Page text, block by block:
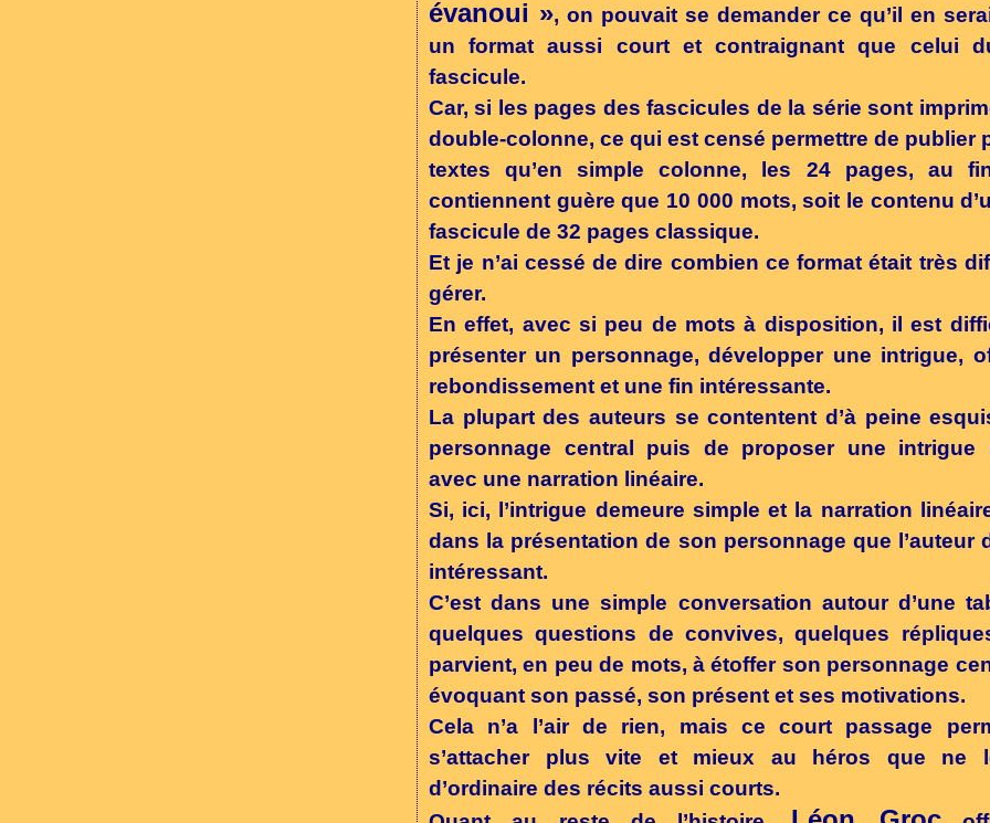
évanoui », on pouvait se demander ce qu’il en
un format aussi court et contraignant que celui
fascicule.
Car, si les pages des fascicules de la série sont
double-colonne, ce qui est censé permettre de publier
textes qu’en simple colonne, les 24 pages, au
contiennent guère que 10 000 mots, soit le contenu
fascicule de 32 pages classique.
Et je n’ai cessé de dire combien ce format était très
gérer.
En effet, avec si peu de mots à disposition, il est
présenter un personnage, développer une intrigue,
rebondissement et une fin intéressante.
La plupart des auteurs se contentent d’à peine
personnage central puis de proposer une intrigue
avec une narration linéaire.
Si, ici, l’intrigue demeure simple et la narration
dans la présentation de son personnage que l’auteur
intéressant.
C’est dans une simple conversation autour d’une
quelques questions de convives, quelques
parvient, en peu de mots, à étoffer son personnage
évoquant son passé, son présent et ses motivations.
Cela n’a l’air de rien, mais ce court passage
s’attacher plus vite et mieux au héros que ne
d’ordinaire des récits aussi courts.